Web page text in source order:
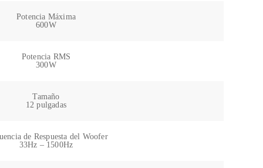
Potencia Máxima
600W
Potencia RMS
300W
Tamaño
12 pulgadas
de Respuesta del Woofer
33Hz – 1500Hz